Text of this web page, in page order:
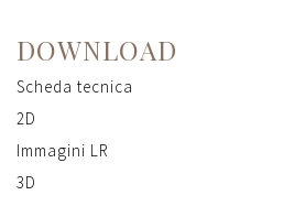
DOWNLOAD
Scheda tecnica
2D
Immagini LR
3D